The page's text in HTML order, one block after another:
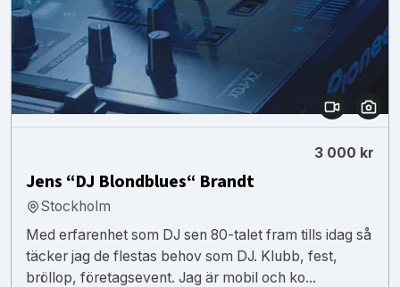
3 000 kr
Jens “DJ Blondblues“ Brandt
Stockholm
Med erfarenhet som DJ sen 80-talet fram tills idag så
täcker jag de flestas behov som DJ. Klubb, fest,
bröllop, företagsevent. Jag är mobil och ko...